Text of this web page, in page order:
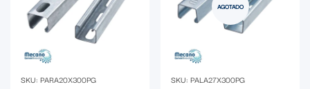
SKU: PARA20X300PG
AGOTADO
SKU: PALA27X300PG